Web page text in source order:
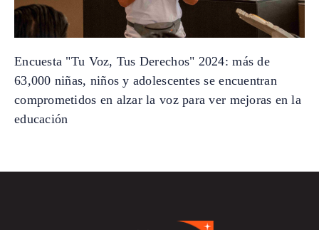
Encuesta "Tu Voz, Tus Derechos" 2024: más de
63,000 niñas, niños y adolescentes se encuentran
comprometidos en alzar la voz para ver mejoras en la
educación